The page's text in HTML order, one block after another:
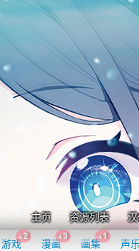
主页 资源列表
游戏
+2
漫画
+3
画集
+1
声